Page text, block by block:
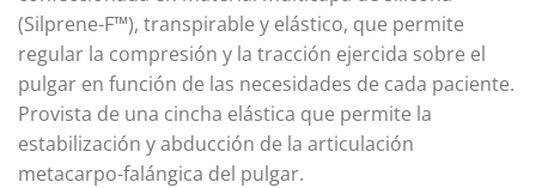
(Silprene-F™), transpirable y elástico, que permite
regular la compresión y la tracción ejercida sobre el
pulgar en función de las necesidades de cada paciente.
Provista de una cincha elástica que permite la
estabilización y abducción de la articulación
metacarpo-falángica del pulgar.